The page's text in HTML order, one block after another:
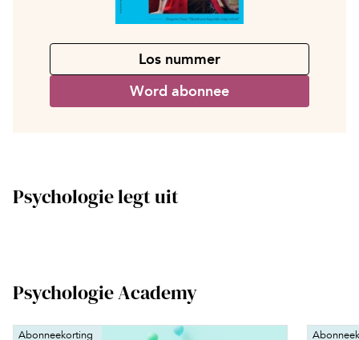
Los nummer
Word abonnee
Psychologie legt uit
Psychologie Academy
Abonneekorting